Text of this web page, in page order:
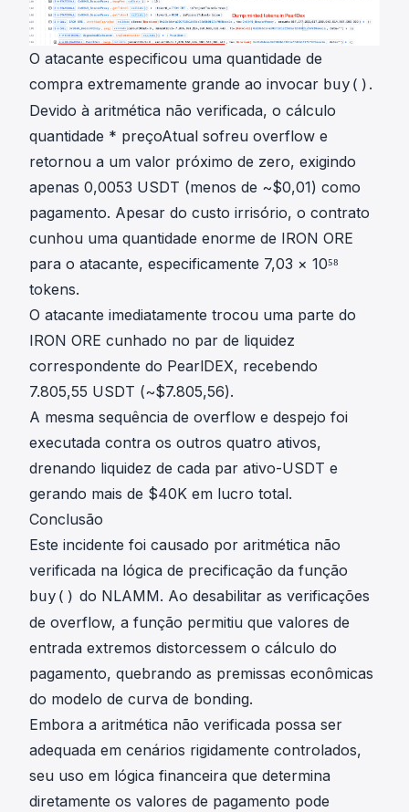
O atacante especificou uma quantidade de
compra extremamente grande ao invocar buy() .
Devido à aritmética não verificada, o cálculo
quantidade * preçoAtual sofreu overflow e
retornou a um valor próximo de zero, exigindo
apenas 0,0053 USDT (menos de ~$0,01) como
pagamento. Apesar do custo irrisório, o contrato
cunhou uma quantidade enorme de IRON ORE
para o atacante, especificamente 7,03 × 10⁵⁸
tokens.
O atacante imediatamente trocou uma parte do
IRON ORE cunhado no par de liquidez
correspondente do PearlDEX, recebendo
7.805,55 USDT (~$7.805,56).
A mesma sequência de overflow e despejo foi
executada contra os outros quatro ativos,
drenando liquidez de cada par ativo-USDT e
gerando mais de $40K em lucro total.
Conclusão
Este incidente foi causado por aritmética não
verificada na lógica de precificação da função
buy() do NLAMM. Ao desabilitar as verificações
de overflow, a função permitiu que valores de
entrada extremos distorcessem o cálculo do
pagamento, quebrando as premissas econômicas
do modelo de curva de bonding.
Embora a aritmética não verificada possa ser
adequada em cenários rigidamente controlados,
seu uso em lógica financeira que determina
diretamente os valores de pagamento pode